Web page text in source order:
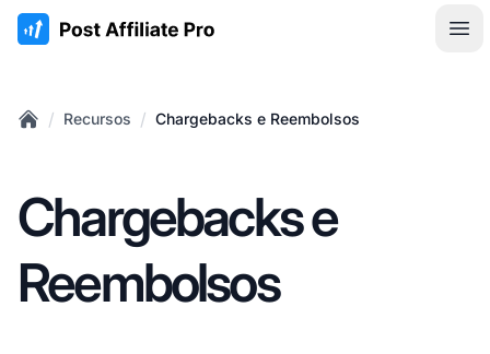
:site.title
/ Recursos / Chargebacks e Reembolsos
Chargebacks e
Reembolsos